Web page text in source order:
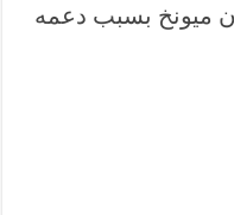
ميونخ بسبب دعمه